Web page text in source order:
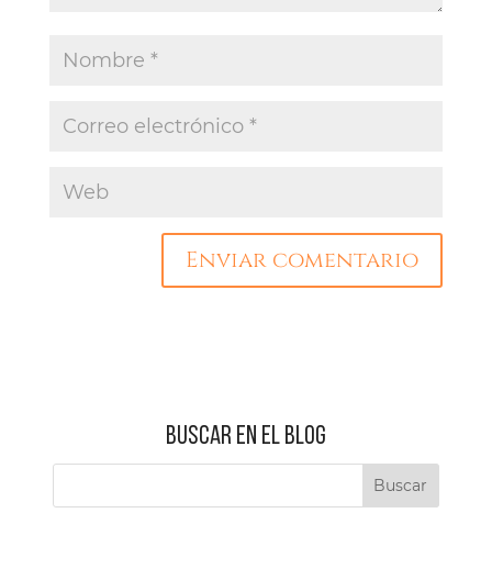
BUSCAR EN EL BLOG